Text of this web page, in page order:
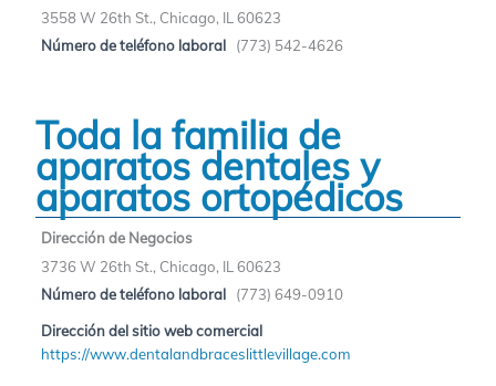
3558 W 26th St., Chicago, IL 60623
Número de teléfono laboral
(773) 542-4626
Toda la familia de
aparatos dentales y
aparatos ortopédicos
Dirección de Negocios
3736 W 26th St., Chicago, IL 60623
Número de teléfono laboral
(773) 649-0910
Dirección del sitio web comercial
https://www.dentalandbraceslittlevillage.com